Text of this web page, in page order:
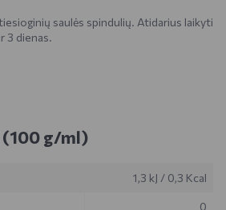
saulės spindulių. Atidarius laikyti
3 dienas.
g/ml)
1,3 kJ / 0,3 Kcal
0